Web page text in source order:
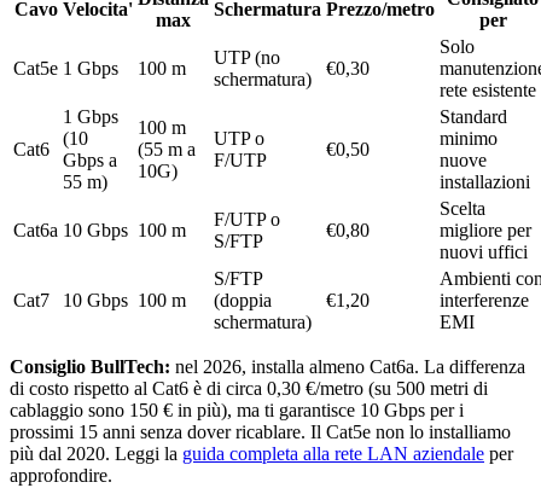
Cavo Velocita'
max
Schermatura Prezzo/metro
per
Cat5e 1 Gbps 100 m
UTP (no
schermatura)
€0,30
Solo
rete esistente
Cat6
1 Gbps
(10
Gbps a
55 m)
100 m
(55 m a
10G)
UTP o
F/UTP
€0,50
Standard
minimo
nuove
installazioni
Cat6a 10 Gbps 100 m
F/UTP o
S/FTP
€0,80
Scelta
migliore per
nuovi uffici
Cat7 10 Gbps 100 m
S/FTP
(doppia
schermatura)
€1,20
Ambienti
interferenze
EMI
Consiglio BullTech: nel 2026, installa almeno Cat6a. La differenza
di costo rispetto al Cat6 è di circa 0,30 €/metro (su 500 metri di
cablaggio sono 150 € in più), ma ti garantisce 10 Gbps per i
prossimi 15 anni senza dover ricablare. Il Cat5e non lo installiamo
più dal 2020. Leggi la guida completa alla rete LAN aziendale per
approfondire.